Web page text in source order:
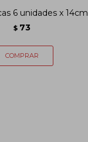
6 unidades x 14cm
$ 73